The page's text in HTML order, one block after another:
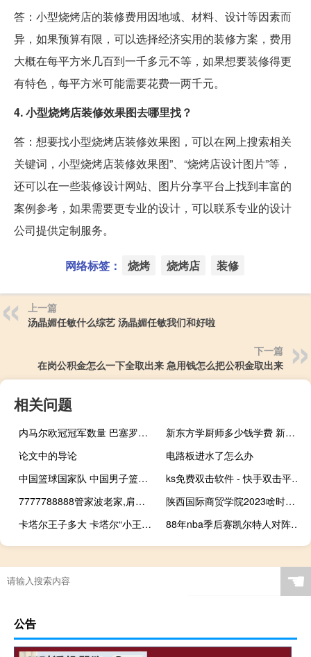
答：小型烧烤店的装修费用因地域、材料、设计等因素而
异，如果预算有限，可以选择经济实用的装修方案，费用
大概在每平方米几百到一千多元不等，如果想要装修得更
有特色，每平方米可能需要花费一两千元。
4. 小型烧烤店装修效果图去哪里找？
答：想要找小型烧烤店装修效果图，可以在网上搜索相关
关键词，小型烧烤店装修效果图”、“烧烤店设计图片”等，
还可以在一些装修设计网站、图片分享平台上找到丰富的
案例参考，如果需要更专业的设计，可以联系专业的设计
公司提供定制服务。
网络标签： 烧烤 烧烤店 装修
上一篇
汤晶媚任敏什么综艺 汤晶媚任敏我们和好啦
下一篇
在岗公积金怎么一下全取出来 急用钱怎么把公积金取出来
相关问题
内马尔欧冠冠军数量 巴塞罗那2015年欧冠冠军
新东方学厨师多少钱学费 新东方厨师学费价目表
论文中的导论
电路板进水了怎么办
中国篮球国家队 中国男子篮球国家队名单
ks免费双击软件 - 快手双击平台ks下单稳定
7777788888管家波老家,肩舆精选解释落实_WP71.54.18
陕西国际商贸学院2023啥时候开学 陕西国际商贸学院怎么样
卡塔尔王子多大 卡塔尔“小王子”学说中文
88年nba季后赛凯尔特人对阵老鹰比分顺序 nba季后赛对阵图模板
☚
公告